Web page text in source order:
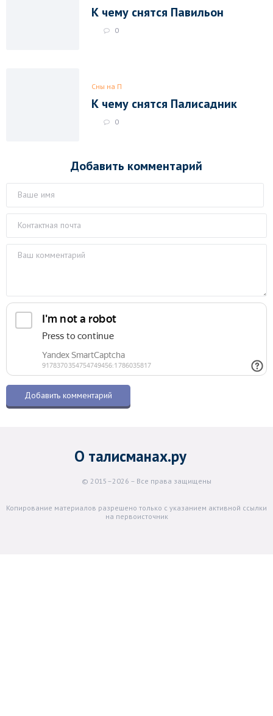
К чему снятся Павильон
0
Сны на П
К чему снятся Палисадник
0
Добавить комментарий
О талисманах.ру
© 2015–2026 – Все права защищены
Копирование материалов разрешено только с указанием активной ссылки
на первоисточник